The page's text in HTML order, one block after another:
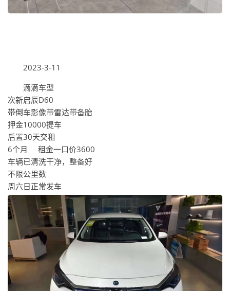
2023-3-11
滴滴车型
次新启辰D60
带倒车影像带雷达带备胎
押金10000提车
后置30天交租
6个月 租金一口价3600
车辆已清洗干净，整备好
不限公里数
周六日正常发车